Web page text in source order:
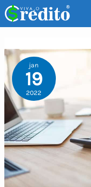
para
conteúdo
jan
19
2022